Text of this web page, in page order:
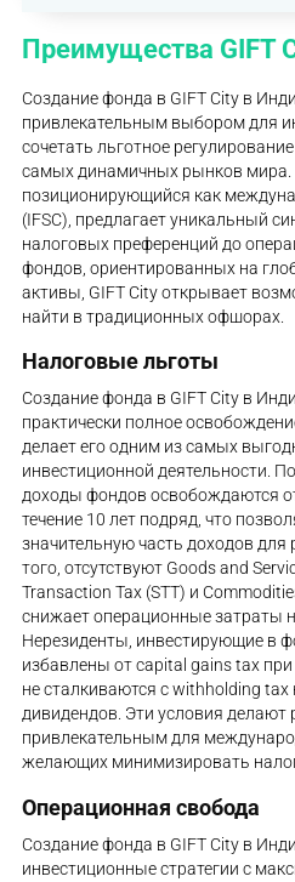
Преимущества GIFT
Создание фонда в GIFT City в
привлекательным выбором для
сочетать льготное
самых динамичных рынков мира.
позиционирующийся как
(IFSC), предлагает уникальный
налоговых преференций до
фондов, ориентированных на
активы, GIFT City открывает
найти в традиционных офшорах.
Налоговые льготы
Создание фонда в GIFT City в
практически полное
делает его одним из самых
инвестиционной деятельности.
доходы фондов освобождаются
течение 10 лет подряд, что
значительную часть доходов
того, отсутствуют Goods and
Transaction Tax (STT) и
снижает операционные затраты
Нерезиденты, инвестирующие в
избавлены от capital gains tax
не сталкиваются с withholding
дивидендов. Эти условия делают
привлекательным для
желающих минимизировать
Операционная свобода
Создание фонда в GIFT City в
инвестиционные стратегии с